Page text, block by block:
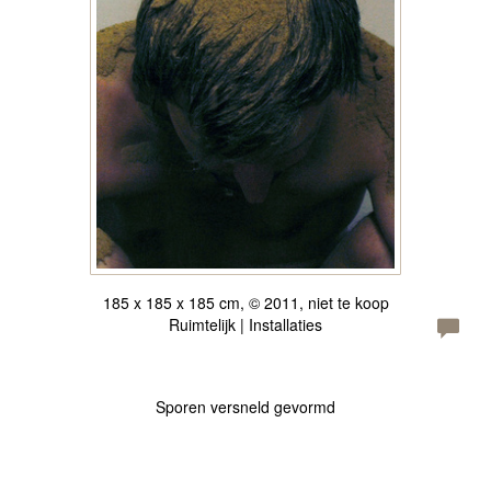
185 x 185 x 185 cm, © 2011, niet te koop
Ruimtelijk | Installaties
Sporen versneld gevormd